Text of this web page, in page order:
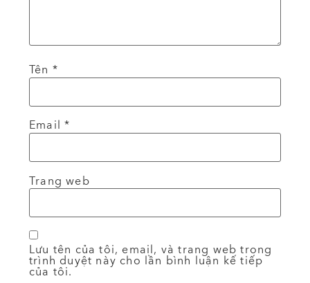
Tên *
Email*
Trang web
Lưu tên của tôi, email, và trang web trong
trình duyệt này cho lần bình luận kế tiếp
của tôi.